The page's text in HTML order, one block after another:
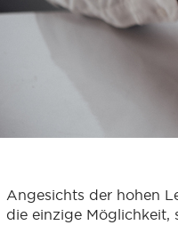
Angesichts der hohen
die einzige Möglichkeit,